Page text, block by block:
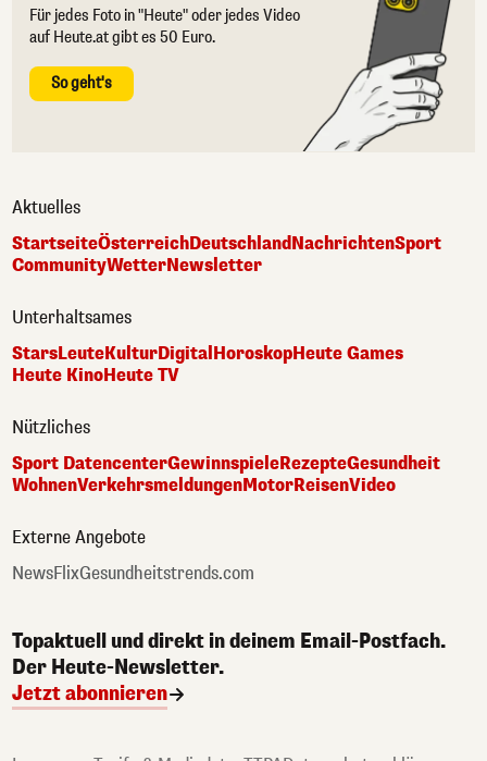
Für jedes Foto in "Heute" oder jedes Video
auf Heute.at gibt es 50 Euro.
So geht's
Aktuelles
StartseiteÖsterreichDeutschlandNachrichtenSport
CommunityWetterNewsletter
Unterhaltsames
StarsLeuteKulturDigital HoroskopHeute Games
Heute KinoHeute TV
Nützliches
Sport DatencenterGewinnspieleRezepteGesundheit
WohnenVerkehrsmeldungenMotorReisenVideo
Externe Angebote
NewsFlixGesundheitstrends.com
Topaktuell und direkt in deinem Email-Postfach.
Der Heute-Newsletter.
Jetzt abonnieren